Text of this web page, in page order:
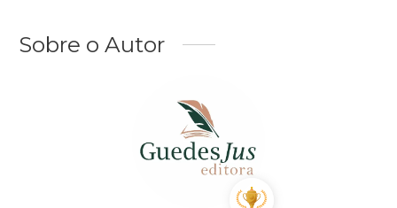
Sobre o Autor